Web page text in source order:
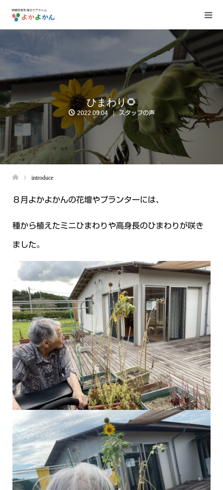
ひまわり🌻
2022.09.04 スタッフの声
introduce
８月よかよかんの花壇やプランターには、
種から植えたミニひまわりや高身長のひまわりが咲き
ました。